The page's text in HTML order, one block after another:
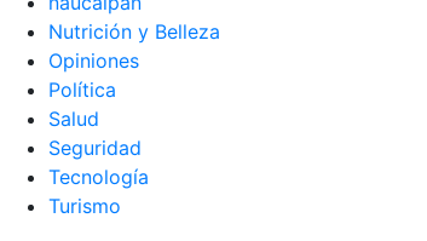
Nutrición y Belleza
Opiniones
Política
Salud
Seguridad
Tecnologí­a
Turismo